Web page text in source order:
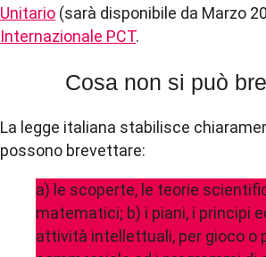
Unitario (sarà disponibile da Marzo
Internazionale PCT.
Cosa non si può
La legge italiana stabilisce
possono brevettare:
a) le scoperte, le teorie
matematici; b) i piani, i principi
attività intellettuali, per gioco o